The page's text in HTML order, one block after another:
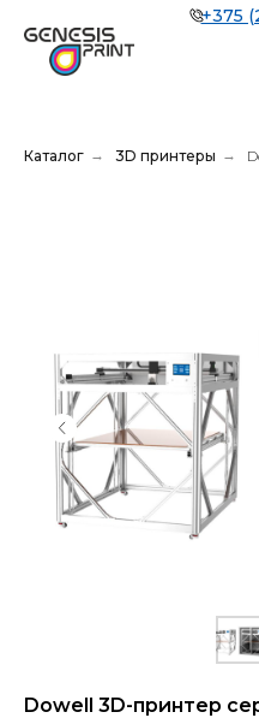
+375
Каталог → 3D принтеры →
Dowell 3D-принтер